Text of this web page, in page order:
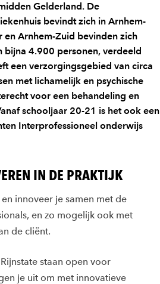
Gelderland. De
bevindt zich in Arnhem-
en Arnhem-Zuid bevinden zich
bijna 4.900 personen, verdeeld
een verzorgingsgebied van circa
met lichamelijk en psychische
voor een behandeling en
schooljaar 20-21 is het ook een
Interprofessioneel onderwijs
IN DE PRAKTIJK
innoveer je samen met de
en zo mogelijk ook met
de cliënt.
staan open voor
je uit om met innovatieve